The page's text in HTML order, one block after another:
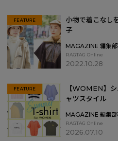
FEATURE
小物で着こなし
子
MAGAZINE 編集部
RAGTAG Online
2022.10.28
FEATURE
【WOMEN】
ャツスタイル
MAGAZINE 編集部
RAGTAG Online
2026.07.10